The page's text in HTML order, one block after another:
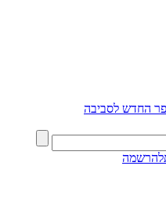
החדש לסביבה
להרשמה